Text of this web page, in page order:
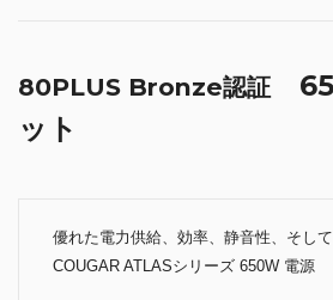
80PLUS Bronze認証
ット
優れた電力供給、効率、静音性、そし
COUGAR ATLASシリーズ 650W 電源